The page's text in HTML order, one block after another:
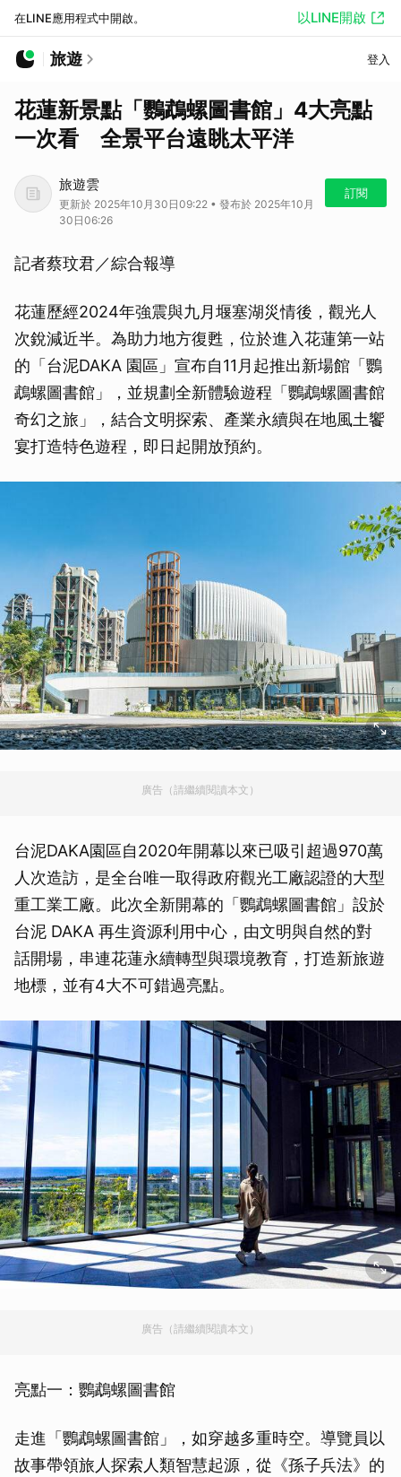
在LINE應用程式中開啟。 以LINE開啟
旅遊 登入
花蓮新景點「鸚鵡螺圖書館」4大亮點
一次看 全景平台遠眺太平洋
旅遊雲
更新於 2025年10月30日09:22 • 發布於 2025年10月
30日06:26
訂閱
記者蔡玟君／綜合報導
花蓮歷經2024年強震與九月堰塞湖災情後，觀光人
次銳減近半。為助力地方復甦，位於進入花蓮第一站
的「台泥DAKA 園區」宣布自11月起推出新場館「鸚
鵡螺圖書館」，並規劃全新體驗遊程「鸚鵡螺圖書館
奇幻之旅」，結合文明探索、產業永續與在地風土饗
宴打造特色遊程，即日起開放預約。
廣告（請繼續閱讀本文）
台泥DAKA園區自2020年開幕以來已吸引超過970萬
人次造訪，是全台唯一取得政府觀光工廠認證的大型
重工業工廠。此次全新開幕的「鸚鵡螺圖書館」設於
台泥 DAKA 再生資源利用中心，由文明與自然的對
話開場，串連花蓮永續轉型與環境教育，打造新旅遊
地標，並有4大不可錯過亮點。
廣告（請繼續閱讀本文）
亮點一：鸚鵡螺圖書館
走進「鸚鵡螺圖書館」，如穿越多重時空。導覽員以
故事帶領旅人探索人類智慧起源，從《孫子兵法》的